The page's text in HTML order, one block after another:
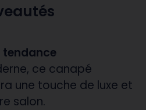
ce canapé
une touche de luxe et
salon.